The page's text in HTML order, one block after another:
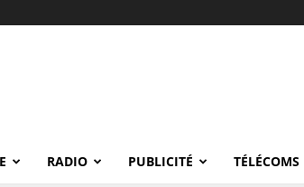
RADIO PUBLICITÉ TÉLÉCOMS